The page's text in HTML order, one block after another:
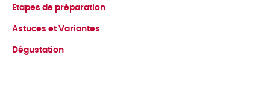
Etapes de préparation
Astuces et Variantes
Dégustation